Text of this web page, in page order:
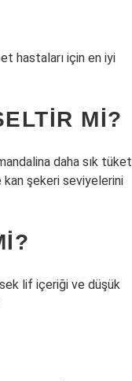
hastaları için en iyi
MI?
daha sık
kan şekeri seviyelerini
lif içeriği ve düşük